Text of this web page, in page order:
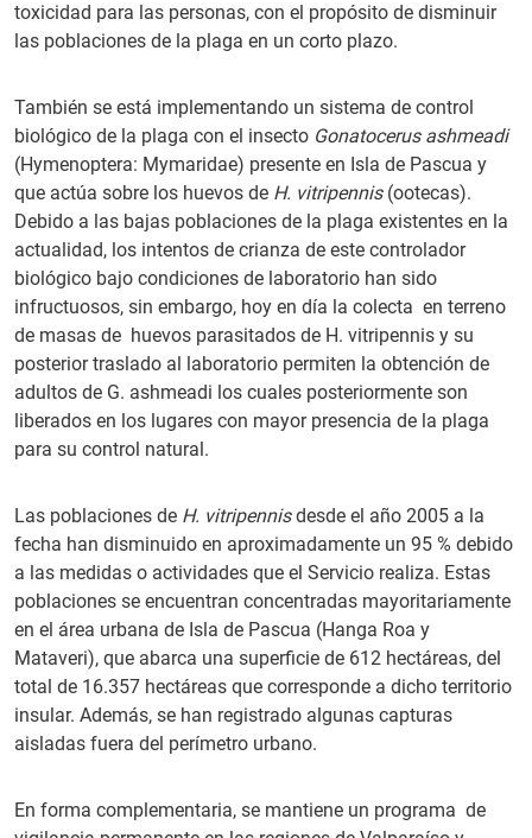
toxicidad para las personas, con el propósito de disminuir
las poblaciones de la plaga en un corto plazo.
También se está implementando un sistema de control
biológico de la plaga con el insecto Gonatocerus ashmeadi
(Hymenoptera: Mymaridae) presente en Isla de Pascua y
que actúa sobre los huevos de H. vitripennis(ootecas).
Debido a las bajas poblaciones de la plaga existentes en la
actualidad, los intentos de crianza de este controlador
biológico bajo condiciones de laboratorio han sido
infructuosos, sin embargo, hoy en día la colecta en terreno
de masas de huevos parasitados de H. vitripennis y su
posterior traslado al laboratorio permiten la obtención de
adultos de G. ashmeadi los cuales posteriormente son
liberados en los lugares con mayor presencia de la plaga
para su control natural.
Las poblaciones de H. vitripennisdesde el año 2005 a la
fecha han disminuido en aproximadamente un 95 % debido
a las medidas o actividades que el Servicio realiza. Estas
poblaciones se encuentran concentradas mayoritariamente
en el área urbana de Isla de Pascua (Hanga Roa y
Mataveri), que abarca una superficie de 612 hectáreas, del
total de 16.357 hectáreas que corresponde a dicho territorio
insular. Además, se han registrado algunas capturas
aisladas fuera del perímetro urbano.
En forma complementaria, se mantiene un programa de